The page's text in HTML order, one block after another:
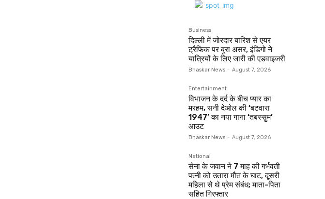
Business
दिल्ली में जोरदार बारिश से एयर
ट्रैफिक पर बुरा असर, इंडिगो ने
यात्रियों के लिए जारी की एडवाइजरी
Bhaskar News - August 7, 2026
Entertainment
विभाजन के दर्द के बीच प्यार का
मरहम, सनी देओल की ‘बटवारा
1947’ का नया गाना ‘तबस्सुम’
आउट
Bhaskar News - August 7, 2026
National
सेना के जवान ने 7 माह की गर्भवती
पत्नी को उतारा मौत के घाट, दूसरी
महिला से थे प्रेम संबंध; माता-पिता
सहित गिरफ्तार